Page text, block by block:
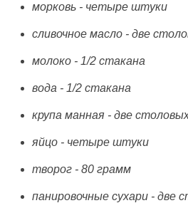
морковь - четыре штуки
сливочное масло - две
молоко - 1/2 стакана
вода - 1/2 стакана
крупа манная - две
яйцо - четыре штуки
творог - 80 грамм
панировочные сухари - две